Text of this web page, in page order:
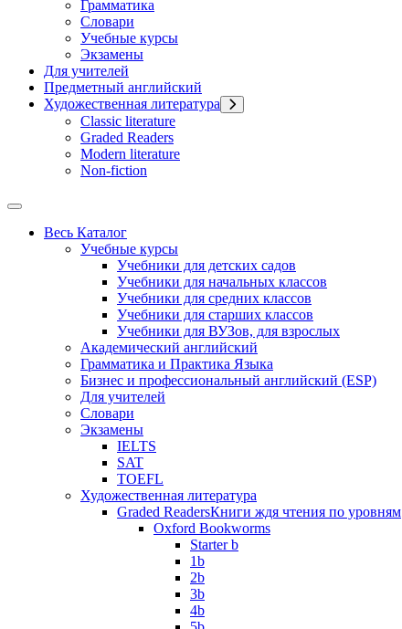
Грамматика
Словари
Учебные курсы
Экзамены
Для учителей
Предметный английский
Художественная литература
Classic literature
Graded Readers
Modern literature
Non-fiction
Весь Каталог
Учебные курсы
Учебники для детских садов
Учебники для начальных классов
Учебники для средних классов
Учебники для старших классов
Учебники для ВУЗов, для взрослых
Академический английский
Грамматика и Практика Языка
Бизнес и профессиональный английский (ESP)
Для учителей
Словари
Экзамены
IELTS
SAT
TOEFL
Художественная литература
Graded ReadersКниги ждя чтения по уровням
Oxford Bookworms
Starter b
1b
2b
3b
4b